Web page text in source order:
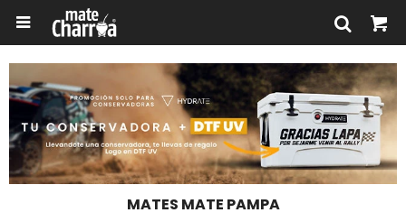

MATES MATE PAMPA